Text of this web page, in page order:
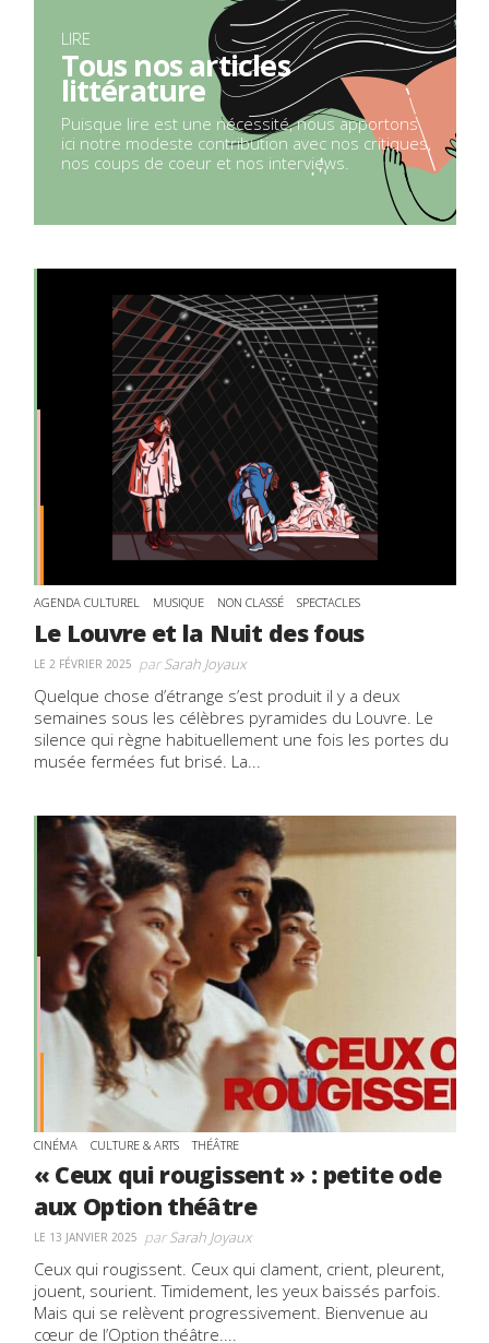
LIRE
Tous nos articles
littérature
Puisque lire est une nécessité, nous apportons
ici notre modeste contribution avec nos critiques,
nos coups de coeur et nos interviews.
AGENDA CULTUREL MUSIQUE NON CLASSÉ SPECTACLES
Le Louvre et la Nuit des fous
LE 2 FÉVRIER 2025 parSarah Joyaux
Quelque chose d’étrange s’est produit il y a deux
semaines sous les célèbres pyramides du Louvre. Le
silence qui règne habituellement une fois les portes du
musée fermées fut brisé. La...
CINÉMA CULTURE & ARTS THÉÂTRE
« Ceux qui rougissent » : petite ode
aux Option théâtre
LE 13 JANVIER 2025 parSarah Joyaux
Ceux qui rougissent. Ceux qui clament, crient, pleurent,
jouent, sourient. Timidement, les yeux baissés parfois.
Mais qui se relèvent progressivement. Bienvenue au
cœur de l’Option théâtre....